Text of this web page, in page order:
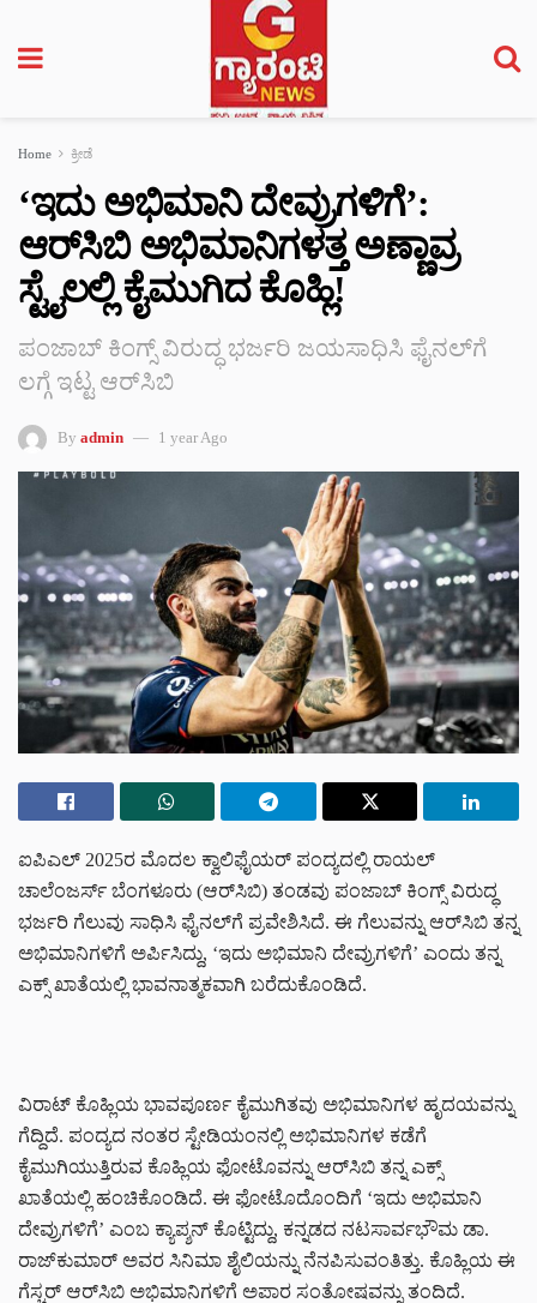
Home ಕ್ರೀಡೆ
‘ಇದು ಅಭಿಮಾನಿ ದೇವ್ರುಗಳಿಗೆ’:
ಆರ್‌ಸಿಬಿ ಅಭಿಮಾನಿಗಳತ್ತ ಅಣ್ಣಾವ್ರ
ಸ್ಟೈಲಲ್ಲಿ ಕೈಮುಗಿದ ಕೊಹ್ಲಿ!
ಪಂಜಾಬ್ ಕಿಂಗ್ಸ್ ವಿರುದ್ಧ ಭರ್ಜರಿ ಜಯಸಾಧಿಸಿ ಫೈನಲ್‌ಗೆ
ಲಗ್ಗೆ ಇಟ್ಟ ಆರ್‌ಸಿಬಿ
By admin 1 year Ago
ಐಪಿಎಲ್‌ 2025ರ ಮೊದಲ ಕ್ವಾಲಿಫೈಯರ್‌ ಪಂದ್ಯದಲ್ಲಿ ರಾಯಲ್‌
ಚಾಲೆಂಜರ್ಸ್‌ ಬೆಂಗಳೂರು (ಆರ್‌ಸಿಬಿ) ತಂಡವು ಪಂಜಾಬ್‌ ಕಿಂಗ್ಸ್‌ ವಿರುದ್ಧ
ಭರ್ಜರಿ ಗೆಲುವು ಸಾಧಿಸಿ ಫೈನಲ್‌ಗೆ ಪ್ರವೇಶಿಸಿದೆ. ಈ ಗೆಲುವನ್ನು ಆರ್‌ಸಿಬಿ ತನ್ನ
ಅಭಿಮಾನಿಗಳಿಗೆ ಅರ್ಪಿಸಿದ್ದು, ‘ಇದು ಅಭಿಮಾನಿ ದೇವ್ರುಗಳಿಗೆ’ ಎಂದು ತನ್ನ
ಎಕ್ಸ್‌ ಖಾತೆಯಲ್ಲಿ ಭಾವನಾತ್ಮಕವಾಗಿ ಬರೆದುಕೊಂಡಿದೆ.
ವಿರಾಟ್‌ ಕೊಹ್ಲಿಯ ಭಾವಪೂರ್ಣ ಕೈಮುಗಿತವು ಅಭಿಮಾನಿಗಳ ಹೃದಯವನ್ನು
ಗೆದ್ದಿದೆ. ಪಂದ್ಯದ ನಂತರ ಸ್ಟೇಡಿಯಂನಲ್ಲಿ ಅಭಿಮಾನಿಗಳ ಕಡೆಗೆ
ಕೈಮುಗಿಯುತ್ತಿರುವ ಕೊಹ್ಲಿಯ ಫೋಟೊವನ್ನು ಆರ್‌ಸಿಬಿ ತನ್ನ ಎಕ್ಸ್‌
ಖಾತೆಯಲ್ಲಿ ಹಂಚಿಕೊಂಡಿದೆ. ಈ ಫೋಟೊದೊಂದಿಗೆ ‘ಇದು ಅಭಿಮಾನಿ
ದೇವ್ರುಗಳಿಗೆ’ ಎಂಬ ಕ್ಯಾಪ್ಶನ್‌ ಕೊಟ್ಟಿದ್ದು, ಕನ್ನಡದ ನಟಸಾರ್ವಭೌಮ ಡಾ.
ರಾಜ್‌ಕುಮಾರ್‌ ಅವರ ಸಿನಿಮಾ ಶೈಲಿಯನ್ನು ನೆನಪಿಸುವಂತಿತ್ತು. ಕೊಹ್ಲಿಯ ಈ
ಗೆಸ್ಚರ್‌ ಆರ್‌ಸಿಬಿ ಅಭಿಮಾನಿಗಳಿಗೆ ಅಪಾರ ಸಂತೋಷವನ್ನು ತಂದಿದೆ.